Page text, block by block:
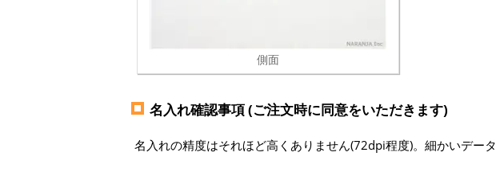
側面
名入れ確認事項 (ご注文時に同意をいただきます)
名入れの精度はそれほど高くありません(72dpi程度)。細かいデータ